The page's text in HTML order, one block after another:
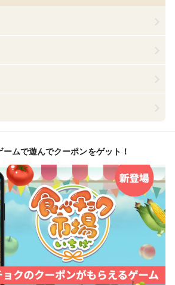
ームで遊んでクーポンをゲット！